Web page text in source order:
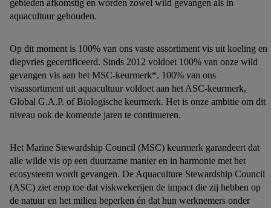
gebieden afkomstig en worden zowel wild gevangen als in
aquacultuur gehouden.
Op dit moment is 100% van ons vaste assortiment vis uit koeling en
diepvries gecertificeerd. Sinds 2012 voldoet 100% van onze wild
gevangen vis aan het MSC-keurmerk*. 100% van ons
visassortiment uit aquacultuur voldoet aan het ASC-keurmerk,
Global G.A.P. of Biologische keurmerk. Het is onze ambitie om dit
niveau ook de komende jaren te continueren.
Het Marine Stewardship Council (MSC) keurmerk garandeert dat
alle wilde vis op een duurzame manier en in harmonie met het
ecosysteem wordt gevangen. De Aquaculture Stewardship Council
(ASC) ziet erop toe dat viskwekerijen de impact die zij hebben op
de natuur en het milieu beperken én dat hun werknemers onder